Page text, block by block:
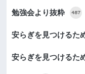
勉強会より抜粋 487
安らぎを見つけるた
安らぎを見つけるた